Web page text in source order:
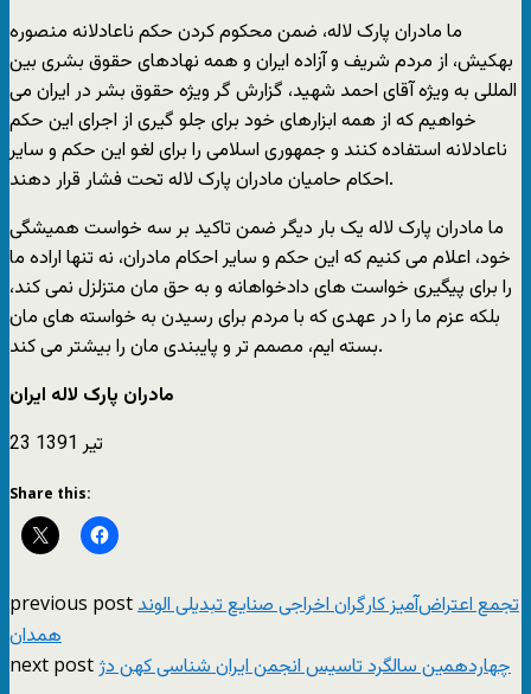
ما مادران پارک لاله، ضمن محکوم کردن حکم ناعادلانه منصوره
بهکیش، از مردم شریف و آزاده ایران و همه نهادهای حقوق بشری بین
المللی به ویژه آقای احمد شهید، گزارش گر ویژه حقوق بشر در ایران می
خواهیم که از همه ابزارهای خود برای جلو گیری از اجرای این حکم
ناعادلانه استفاده کنند و جمهوری اسلامی را برای لغو این حکم و سایر
احکام حامیان مادران پارک لاله تحت فشار قرار دهند.
ما مادران پارک لاله یک بار دیگر ضمن تاکید بر سه خواست همیشگی
خود، اعلام می کنیم که این حکم و سایر احکام مادران، نه تنها اراده ما
را برای پیگیری خواست های دادخواهانه و به حق مان متزلزل نمی کند،
بلکه عزم ما را در عهدی که با مردم برای رسیدن به خواسته های مان
بسته ایم، مصمم تر و پایبندی مان را بیشتر می کند.
مادران پارک لاله ایران
23 تیر 1391
Share this:
previous postتجمع اعتراض‌آمیز کارگران اخراجی صنایع تبدیلی الوند
همدان
next post چهاردهمین سالگرد تاسیس انجمن ایران شناسی کهن دژ